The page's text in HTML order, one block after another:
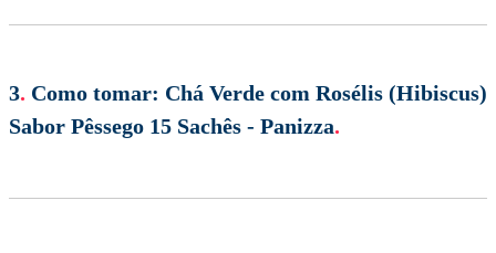
3. Como tomar: Chá Verde com Rosélis (Hibiscus)
Sabor Pêssego 15 Sachês - Panizza.